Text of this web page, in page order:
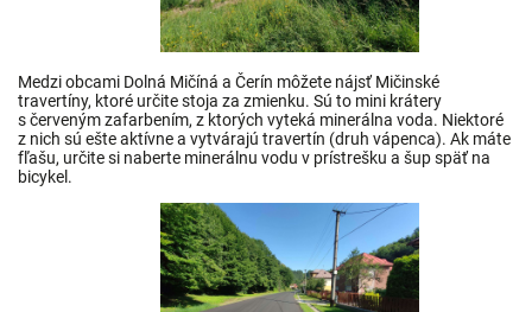
Medzi obcami Dolná Mičíná a Čerín môžete nájsť Mičinské
travertíny, ktoré určite stoja za zmienku. Sú to mini krátery
s červeným zafarbením, z ktorých vyteká minerálna voda. Niektoré
z nich sú ešte aktívne a vytvárajú travertín (druh vápenca). Ak máte
fľašu, určite si naberte minerálnu vodu v prístrešku a šup späť na
bicykel.